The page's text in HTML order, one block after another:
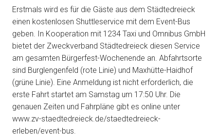
Erstmals wird es für die Gäste aus dem Städtedreieck
einen kostenlosen Shuttleservice mit dem Event-Bus
geben. In Kooperation mit 1234 Taxi und Omnibus GmbH
bietet der Zweckverband Städtedreieck diesen Service
am gesamten Bürgerfest-Wochenende an. Abfahrtsorte
sind Burglengenfeld (rote Linie) und Maxhütte-Haidhof
(grüne Linie). Eine Anmeldung ist nicht erforderlich, die
erste Fahrt startet am Samstag um 17:50 Uhr. Die
genauen Zeiten und Fahrpläne gibt es online unter
www.zv-staedtedreieck.de/staedtedreieck-
erleben/event-bus.